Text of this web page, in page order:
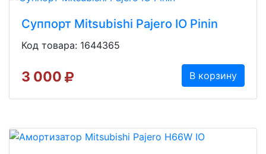
Суппорт Mitsubishi Pajero IO Pinin
Код товара: 1644365
3 000 В корзину